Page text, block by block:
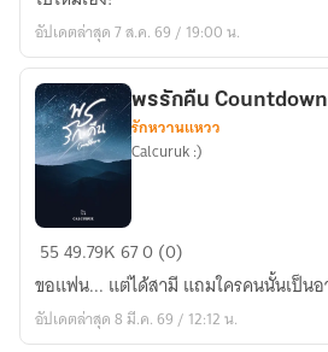
เป็น
ทาส
แต่
กุม
ประวัติศาสตร์
โลก
อัปเดตล่าสุด 7 ส.ค. 69 / 19:00 น.
พร
คืน
Countdown
พรรักคืน
รักหวานแหวว
Calcuruk :)
5549.79K670 (0)
ขอแฟน... แต่ได้สามี แถมใครคนนั้นเป็นอ
อัปเดตล่าสุด 8 มี.ค. 69 / 12:12 น.